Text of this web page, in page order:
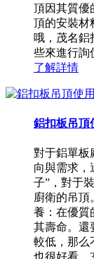
頂因其質優
頂的安裝材
哦，茂名鋁
些來進行詢
了解詳情
鋁扣板吊頂
對于鋁單板
向與需求，
子”，對于
廚衛的吊頂
養：在優質
其壽命。還
較低，那么